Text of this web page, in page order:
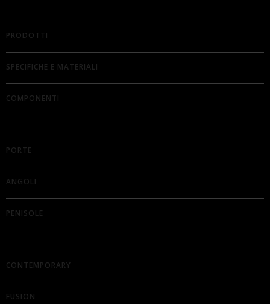
PRODOTTI
SPECIFICHE E MATERIALI
COMPONENTI
PORTE
ANGOLI
PENISOLE
CONTEMPORARY
FUSION